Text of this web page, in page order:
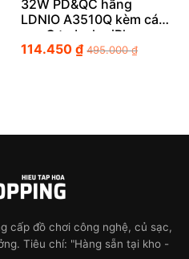
32W PD&QC hãng
LDNIO A3510Q kèm cáp
sạc C to L cho iPhone
114.450₫ 495.000₫
cấp đồ chơi công nghệ, củ sạc,
Tiêu chí: "Hàng sẵn tại kho -